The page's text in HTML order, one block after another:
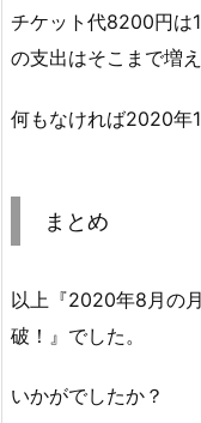
チケット代8200円は
の支出はそこまで増
何もなければ2020年
まとめ
以上『2020年8月の
破！』でした。
いかがでしたか？